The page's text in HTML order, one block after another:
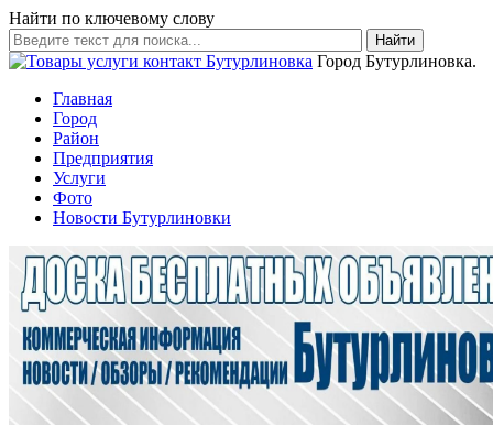
Найти по ключевому слову
Найти
Город Бутурлиновка.
Главная
Город
Район
Предприятия
Услуги
Фото
Новости Бутурлиновки